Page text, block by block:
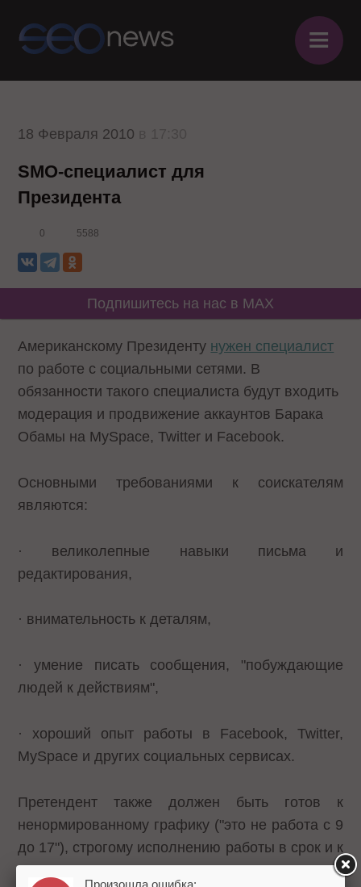
≡
18 Февраля 2010
SMO-специалист для
Президента
0 5588
Подпишитесь на нас в MAX
Американскому Президенту нужен специалист
по работе с социальными сетями. В
обязанности такого специалиста будут входить
модерация и продвижение аккаунтов Барака
Обамы на MySpace, Twitter и Facebook.
Основными требованиями к соискателям
являются:
· великолепные навыки письма и
редактирования,
· внимательность к деталям,
· умение писать сообщения, "побуждающие
людей к действиям",
· хороший опыт работы в Facebook, Twitter,
MySpace и других социальных сервисах.
Претендент также должен быть готов к
ненормированному графику ("это не работа с 9
до 17"), строгому исполнению работы в срок и к
переезду в Вашингтон. О зарплате, как
Произошла ошибка: